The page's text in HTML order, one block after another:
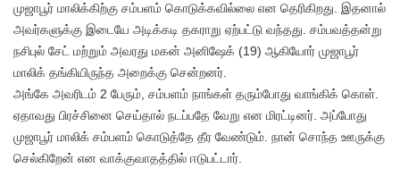
முஜாபூர் மாலிக்கிற்கு சம்பளம் கொடுக்கவில்லை என தெரிகிறது. இதனால்
அவர்களுக்கு இடையே அடிக்கடி தகராறு ஏற்பட்டு வந்தது.‌ சம்பவத்தன்று
நசிபுல் சேட் மற்றும் அவரது மகன் அனிஷேக் (19) ஆகியோர் முஜாபூர்
மாலிக் தங்கியிருந்த அறைக்கு சென்றனர்.
அங்கே அவரிடம் 2 பேரும், சம்பளம் நாங்கள் தரும்போது வாங்கிக் கொள்.
ஏதாவது பிரச்சினை செய்தால் நடப்பதே வேறு என மிரட்டினர். அப்போது
முஜாபூர் மாலிக் சம்பளம் கொடுத்தே தீர வேண்டும். நான் சொந்த ஊருக்கு
செல்கிறேன் என வாக்குவாதத்தில் ஈடுபட்டார்.